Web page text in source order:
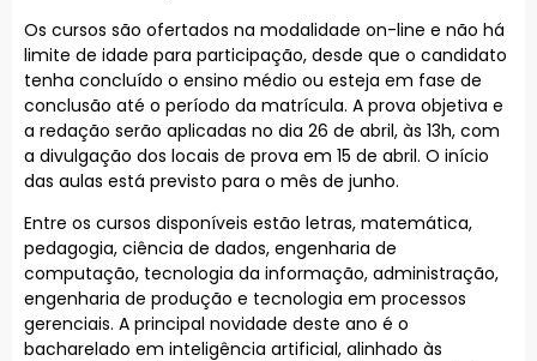
Os cursos são ofertados na modalidade on-line e não há
limite de idade para participação, desde que o candidato
tenha concluído o ensino médio ou esteja em fase de
conclusão até o período da matrícula. A prova objetiva e
a redação serão aplicadas no dia 26 de abril, às 13h, com
a divulgação dos locais de prova em 15 de abril. O início
das aulas está previsto para o mês de junho.
Entre os cursos disponíveis estão letras, matemática,
pedagogia, ciência de dados, engenharia de
computação, tecnologia da informação, administração,
engenharia de produção e tecnologia em processos
gerenciais. A principal novidade deste ano é o
bacharelado em inteligência artificial, alinhado às